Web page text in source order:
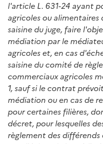
l'article L. 631-24 ayant
agricoles ou
saisine du juge, faire
médiation par le
agricoles et, en cas
saisine du comité de
commerciaux agricoles
1, sauf si le contrat
médiation ou en cas de
pour certaines filières,
décret, pour lesquelles
règlement des différends